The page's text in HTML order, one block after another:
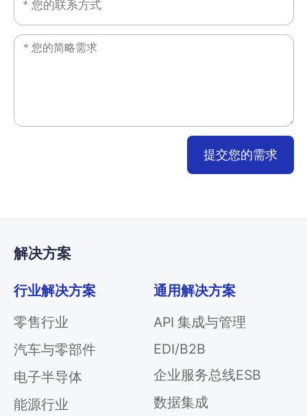
提交您的需求
解决方案
行业解决方案
零售行业
汽车与零部件
电子半导体
能源行业
通用解决方案
API 集成与管理
EDI/B2B
企业服务总线ESB
数据集成